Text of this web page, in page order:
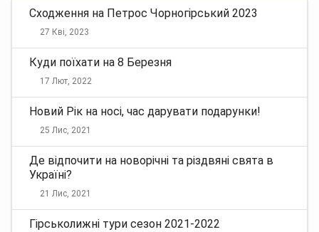
Сходження на Петрос Чорногірський 2023
27 Кві, 2023
Куди поїхати на 8 Березня
17 Лют, 2022
Новий Рік на носі, час дарувати подарунки!
25 Лис, 2021
Де відпочити на новорічні та різдвяні свята в
Україні?
21 Лис, 2021
Гірськолижні тури сезон 2021-2022